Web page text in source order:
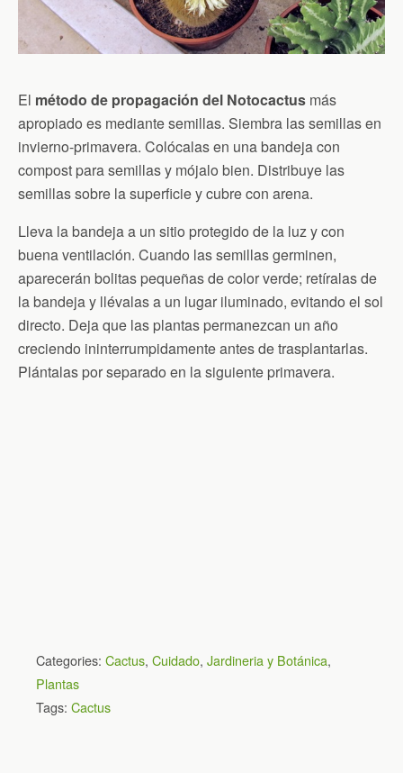
El método de propagación del Notocactus más
apropiado es mediante semillas. Siembra las semillas en
invierno-primavera. Colócalas en una bandeja con
compost para semillas y mójalo bien. Distribuye las
semillas sobre la superficie y cubre con arena.
Lleva la bandeja a un sitio protegido de la luz y con
buena ventilación. Cuando las semillas germinen,
aparecerán bolitas pequeñas de color verde; retíralas de
la bandeja y llévalas a un lugar iluminado, evitando el sol
directo. Deja que las plantas permanezcan un año
creciendo ininterrumpidamente antes de trasplantarlas.
Plántalas por separado en la siguiente primavera.
Categories: Cactus, Cuidado, Jardineria y Botánica,
Plantas
Tags: Cactus